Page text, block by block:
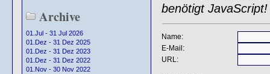
Archive
01.Jul - 31 Jul 2026
01.Dez - 31 Dez 2025
01.Dez - 31 Dez 2023
01.Dez - 31 Dez 2022
01.Nov - 30 Nov 2022
benötigt JavaScript!
Name:
E-Mail:
URL: